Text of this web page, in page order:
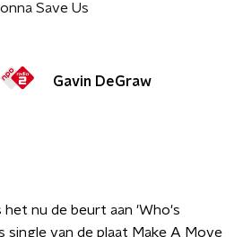
Save Us
Gavin DeGraw
het nu de beurt aan 'Who's
single van de plaat Make A Move